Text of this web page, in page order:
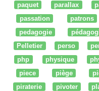
paquet
parallax
passation
patrons
pedagogie
Pelletier
perso
php
physique
piece
piège
piraterie
pivoter